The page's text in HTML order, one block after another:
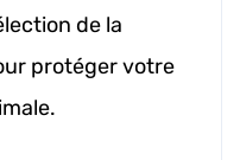
de la
protéger votre